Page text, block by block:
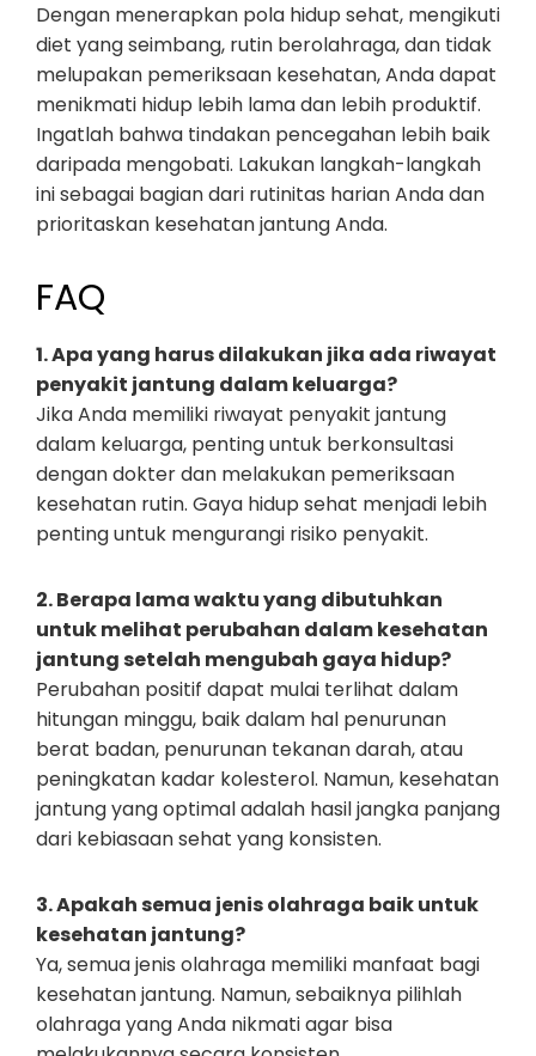
Dengan menerapkan pola hidup sehat, mengikuti
diet yang seimbang, rutin berolahraga, dan tidak
melupakan pemeriksaan kesehatan, Anda dapat
menikmati hidup lebih lama dan lebih produktif.
Ingatlah bahwa tindakan pencegahan lebih baik
daripada mengobati. Lakukan langkah-langkah
ini sebagai bagian dari rutinitas harian Anda dan
prioritaskan kesehatan jantung Anda.
FAQ
1. Apa yang harus dilakukan jika ada riwayat
penyakit jantung dalam keluarga?
Jika Anda memiliki riwayat penyakit jantung
dalam keluarga, penting untuk berkonsultasi
dengan dokter dan melakukan pemeriksaan
kesehatan rutin. Gaya hidup sehat menjadi lebih
penting untuk mengurangi risiko penyakit.
2. Berapa lama waktu yang dibutuhkan
untuk melihat perubahan dalam kesehatan
jantung setelah mengubah gaya hidup?
Perubahan positif dapat mulai terlihat dalam
hitungan minggu, baik dalam hal penurunan
berat badan, penurunan tekanan darah, atau
peningkatan kadar kolesterol. Namun, kesehatan
jantung yang optimal adalah hasil jangka panjang
dari kebiasaan sehat yang konsisten.
3. Apakah semua jenis olahraga baik untuk
kesehatan jantung?
Ya, semua jenis olahraga memiliki manfaat bagi
kesehatan jantung. Namun, sebaiknya pilihlah
olahraga yang Anda nikmati agar bisa